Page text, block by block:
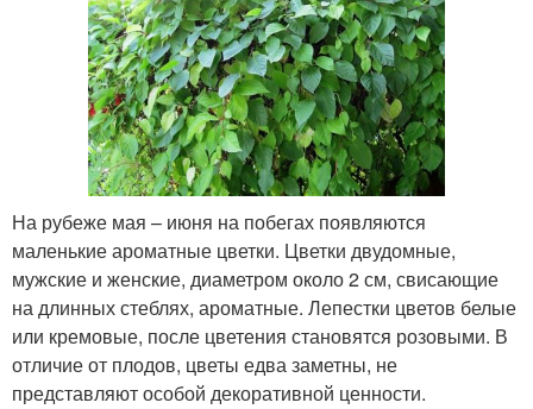
На рубеже мая – июня на побегах появляются
маленькие ароматные цветки. Цветки двудомные,
мужские и женские, диаметром около 2 см, свисающие
на длинных стеблях, ароматные. Лепестки цветов белые
или кремовые, после цветения становятся розовыми. В
отличие от плодов, цветы едва заметны, не
представляют особой декоративной ценности.